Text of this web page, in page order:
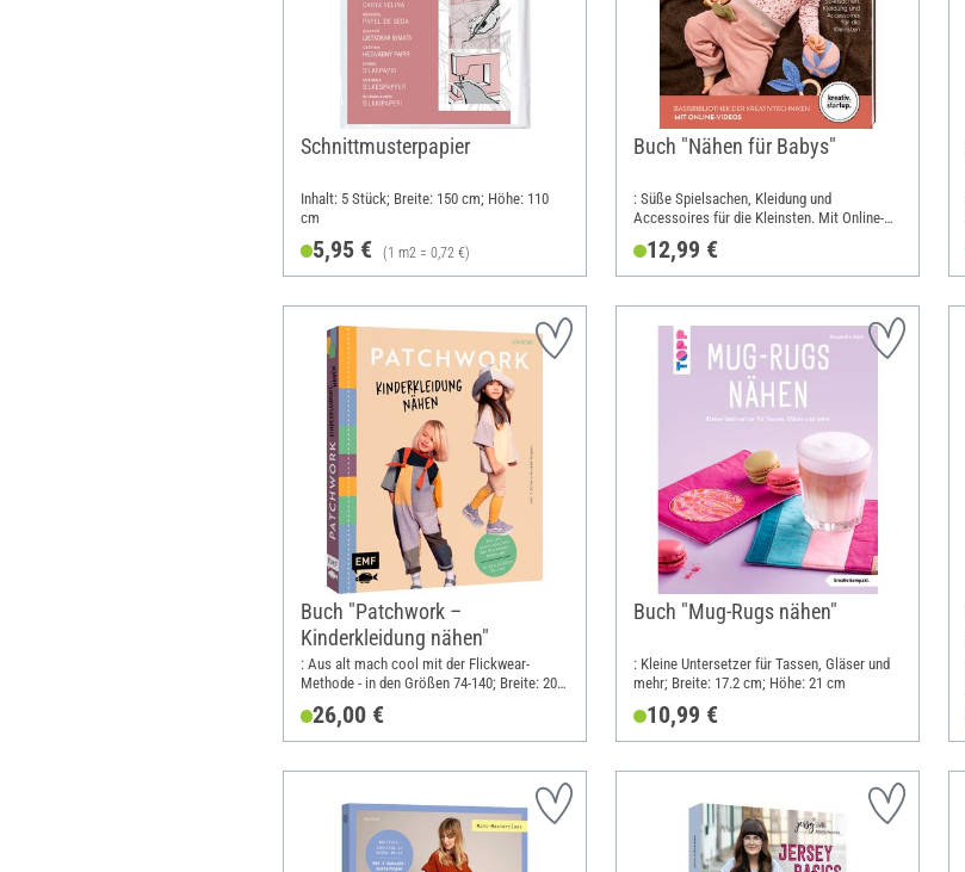
Schnittmusterpapier
Inhalt: 5 Stück; Breite: 150 cm; Höhe: 110
cm
5,95 € (1 m2 = 0,72 €)
Buch "Nähen für Babys"
: Süße Spielsachen, Kleidung und
Accessoires für die Kleinsten. Mit Online-
12,99 €
Buch "Patchwork –
Kinderkleidung nähen"
: Aus alt mach cool mit der Flickwear-
Methode - in den Größen 74-140; Breite: 20.5
26,00 €
Buch "Mug-Rugs nähen"
: Kleine Untersetzer für Tassen, Gläser und
mehr; Breite: 17.2 cm; Höhe: 21 cm
10,99 €